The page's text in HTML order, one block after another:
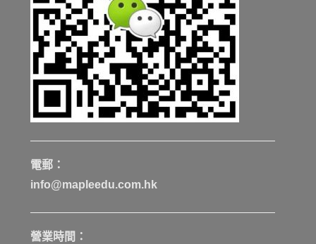
電郵：
info@mapleedu.com.hk
營業時間：